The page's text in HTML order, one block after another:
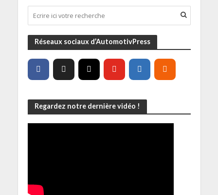
Réseaux sociaux d’AutomotivPress
Regardez notre dernière vidéo !